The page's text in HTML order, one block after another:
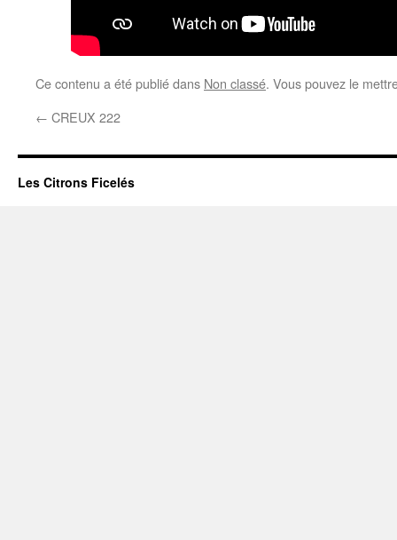
Ce contenu a été publié dans Non classé. Vous pouvez le
← CREUX 222
Les Citrons Ficelés